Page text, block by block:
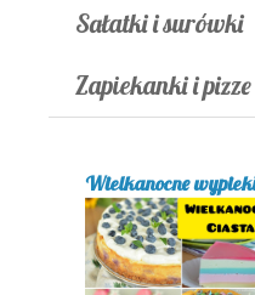
Sałatki i surówki
Zapiekanki i pizze
Wielkanocne wypieki